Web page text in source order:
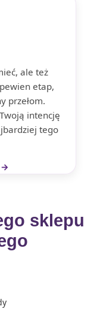
ale też
etap,
przełom.
intencję
tego
→
sklepu